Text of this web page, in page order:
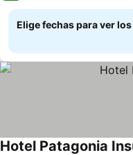
Elige fechas para ver
Hotel Patagonia